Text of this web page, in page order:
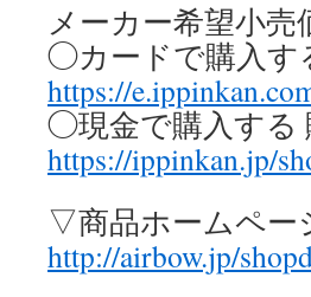
メーカー希望小売
◯カードで購入す
https://
◯現金で購入する
https://ippinkan.jp/
▽商品ホームペー
http://airbow.jp/